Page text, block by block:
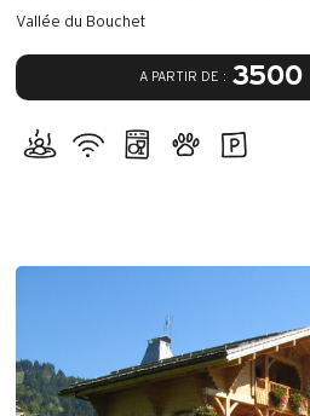
A PARTIR DE : 3500
Vallée du Bouchet